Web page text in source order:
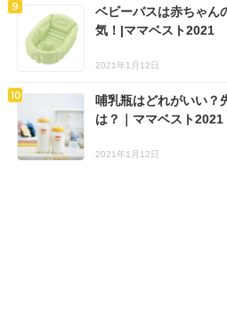
ベビーバスは赤ちゃん
気！|ママベスト2021
2021年1月12日
哺乳瓶はどれがいい？
は？｜ママベスト2021
2021年1月12日